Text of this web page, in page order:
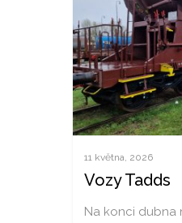
11 května, 2026
Vozy Tadds
Na konci dubna